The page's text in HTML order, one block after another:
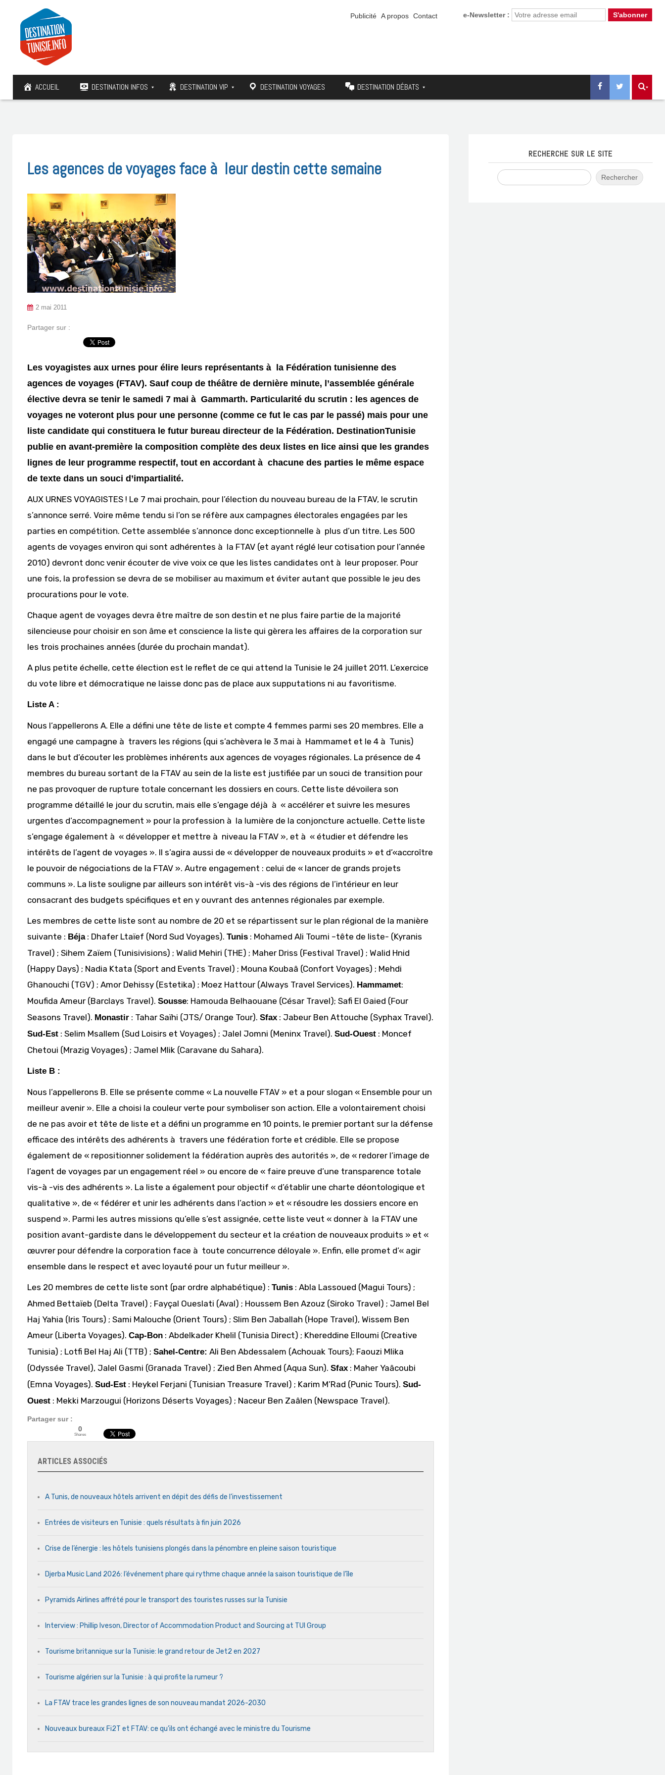
e-Newsletter :
Publicité A propos Contact
ACCUEIL DESTINATION INFOS DESTINATION VIP DESTINATION VOYAGES DESTINATION DÉBATS
Les agences de voyages face à leur destin cette semaine
2 mai 2011
Partager sur :
Les voyagistes aux urnes pour élire leurs représentants à la Fédération tunisienne des
agences de voyages (FTAV). Sauf coup de théâtre de dernière minute, l’assemblée générale
élective devra se tenir le samedi 7 mai à Gammarth. Particularité du scrutin : les agences de
voyages ne voteront plus pour une personne (comme ce fut le cas par le passé) mais pour une
liste candidate qui constituera le futur bureau directeur de la Fédération. DestinationTunisie
publie en avant-première la composition complète des deux listes en lice ainsi que les grandes
lignes de leur programme respectif, tout en accordant à chacune des parties le même espace
de texte dans un souci d’impartialité.
AUX URNES VOYAGISTES ! Le 7 mai prochain, pour l’élection du nouveau bureau de la FTAV, le scrutin
s’annonce serré. Voire même tendu si l’on se réfère aux campagnes électorales engagées par les
parties en compétition. Cette assemblée s’annonce donc exceptionnelle à plus d’un titre. Les 500
agents de voyages environ qui sont adhérentes à la FTAV (et ayant réglé leur cotisation pour l’année
2010) devront donc venir écouter de vive voix ce que les listes candidates ont à leur proposer. Pour
une fois, la profession se devra de se mobiliser au maximum et éviter autant que possible le jeu des
procurations pour le vote.
Chaque agent de voyages devra être maître de son destin et ne plus faire partie de la majorité
silencieuse pour choisir en son âme et conscience la liste qui gèrera les affaires de la corporation sur
les trois prochaines années (durée du prochain mandat).
A plus petite échelle, cette élection est le reflet de ce qui attend la Tunisie le 24 juillet 2011. L’exercice
du vote libre et démocratique ne laisse donc pas de place aux supputations ni au favoritisme.
Liste A :
Nous l’appellerons A. Elle a défini une tête de liste et compte 4 femmes parmi ses 20 membres. Elle a
engagé une campagne à travers les régions (qui s’achèvera le 3 mai à Hammamet et le 4 à Tunis)
dans le but d’écouter les problèmes inhérents aux agences de voyages régionales. La présence de 4
membres du bureau sortant de la FTAV au sein de la liste est justifiée par un souci de transition pour
ne pas provoquer de rupture totale concernant les dossiers en cours. Cette liste dévoilera son
programme détaillé le jour du scrutin, mais elle s’engage déjà à « accélérer et suivre les mesures
urgentes d’accompagnement » pour la profession à la lumière de la conjoncture actuelle. Cette liste
s’engage également à « développer et mettre à niveau la FTAV », et à « étudier et défendre les
intérêts de l’agent de voyages ». Il s’agira aussi de « développer de nouveaux produits » et d’«accroître
le pouvoir de négociations de la FTAV ». Autre engagement : celui de « lancer de grands projets
communs ». La liste souligne par ailleurs son intérêt vis-à -vis des régions de l’intérieur en leur
consacrant des budgets spécifiques et en y ouvrant des antennes régionales par exemple.
Les membres de cette liste sont au nombre de 20 et se répartissent sur le plan régional de la manière
suivante : Béja: Dhafer Ltaïef (Nord Sud Voyages). Tunis : Mohamed Ali Toumi –tête de liste- (Kyranis
Travel) ; Sihem Zaïem (Tunisivisions) ; Walid Mehiri (THE) ; Maher Driss (Festival Travel) ; Walid Hnid
(Happy Days) ; Nadia Ktata (Sport and Events Travel) ; Mouna Koubaâ (Confort Voyages) ; Mehdi
Ghanouchi (TGV) ; Amor Dehissy (Estetika) ; Moez Hattour (Always Travel Services). Hammamet:
Moufida Ameur (Barclays Travel). Sousse: Hamouda Belhaouane (César Travel); Safi El Gaied (Four
Seasons Travel). Monastir : Tahar Saïhi (JTS/ Orange Tour). Sfax : Jabeur Ben Attouche (Syphax Travel).
Sud-Est : Selim Msallem (Sud Loisirs et Voyages) ; Jalel Jomni (Meninx Travel). Sud-Ouest : Moncef
Chetoui (Mrazig Voyages) ; Jamel Mlik (Caravane du Sahara).
Liste B :
Nous l’appellerons B. Elle se présente comme « La nouvelle FTAV » et a pour slogan « Ensemble pour un
meilleur avenir ». Elle a choisi la couleur verte pour symboliser son action. Elle a volontairement choisi
de ne pas avoir et tête de liste et a défini un programme en 10 points, le premier portant sur la défense
efficace des intérêts des adhérents à travers une fédération forte et crédible. Elle se propose
également de « repositionner solidement la fédération auprès des autorités », de « redorer l’image de
l’agent de voyages par un engagement réel » ou encore de « faire preuve d’une transparence totale
vis-à -vis des adhérents ». La liste a également pour objectif « d’établir une charte déontologique et
qualitative », de « fédérer et unir les adhérents dans l’action » et « résoudre les dossiers encore en
suspend ». Parmi les autres missions qu’elle s’est assignée, cette liste veut « donner à la FTAV une
position avant-gardiste dans le développement du secteur et la création de nouveaux produits » et «
œuvrer pour défendre la corporation face à toute concurrence déloyale ». Enfin, elle promet d’« agir
ensemble dans le respect et avec loyauté pour un futur meilleur ».
Les 20 membres de cette liste sont (par ordre alphabétique) : Tunis : Abla Lassoued (Magui Tours) ;
Ahmed Bettaïeb (Delta Travel) ; Fayçal Oueslati (Aval) ; Houssem Ben Azouz (Siroko Travel) ; Jamel Bel
Haj Yahia (Iris Tours) ; Sami Malouche (Orient Tours) ; Slim Ben Jaballah (Hope Travel), Wissem Ben
Ameur (Liberta Voyages). Cap-Bon : Abdelkader Khelil (Tunisia Direct) ; Khereddine Elloumi (Creative
Tunisia) ; Lotfi Bel Haj Ali (TTB) ; Sahel-Centre: Ali Ben Abdessalem (Achouak Tours); Faouzi Mlika
(Odyssée Travel), Jalel Gasmi (Granada Travel) ; Zied Ben Ahmed (Aqua Sun). Sfax : Maher Yaâcoubi
(Emna Voyages). Sud-Est : Heykel Ferjani (Tunisian Treasure Travel) ; Karim M’Rad (Punic Tours). Sud-
Ouest : Mekki Marzougui (Horizons Déserts Voyages) ; Naceur Ben Zaâlen (Newspace Travel).
Partager sur :
0
Shares
ARTICLES ASSOCIÉS
A Tunis, de nouveaux hôtels arrivent en dépit des défis de l’investissement
Entrées de visiteurs en Tunisie : quels résultats à fin juin 2026
Crise de l’énergie : les hôtels tunisiens plongés dans la pénombre en pleine saison touristique
Djerba Music Land 2026: l’événement phare qui rythme chaque année la saison touristique de l’île
Pyramids Airlines affrété pour le transport des touristes russes sur la Tunisie
Interview : Phillip Iveson, Director of Accommodation Product and Sourcing at TUI Group
Tourisme britannique sur la Tunisie: le grand retour de Jet2 en 2027
Tourisme algérien sur la Tunisie : à qui profite la rumeur ?
La FTAV trace les grandes lignes de son nouveau mandat 2026-2030
Nouveaux bureaux Fi2T et FTAV: ce qu’ils ont échangé avec le ministre du Tourisme
RECHERCHE SUR LE SITE